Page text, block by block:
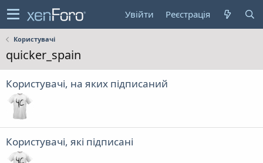
Увійти Реєстрація
Користувачі
quicker_spain
Користувачі, на яких підписаний
Користувачі, які підписані